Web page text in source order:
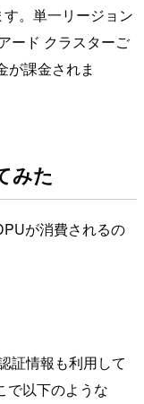
。単一リージョン
ード クラスターご
が課金されま
みた
が消費されるの
証情報も利用して
で以下のような